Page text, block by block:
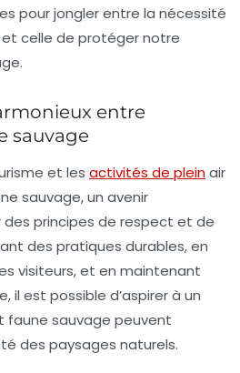
pour jongler entre la nécessité
et celle de protéger notre
entre
sauvage
et les activités de pleinair
sauvage, un avenir
des principes de respect et de
des pratiques durables, en
visiteurs, et en maintenant
il est possible d’aspirer à un
faune sauvage peuvent
des paysages naturels.